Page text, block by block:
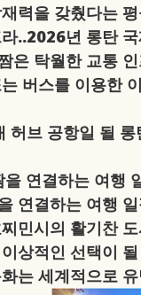
력을 갖췄다는
..2026년 롱탄
은 탁월한 교통
버스를 이용한
허브 공항일 될
연결하는 여행
연결하는 여행
민시의 활기찬
상적인 선택이
는 세계적으로